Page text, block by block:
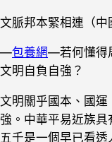
文脈邦本緊相連（
—包養網—若何懂得
文明自負自強？
文明關乎國本、國
強。中華平易近族具
五千是一個早已看透